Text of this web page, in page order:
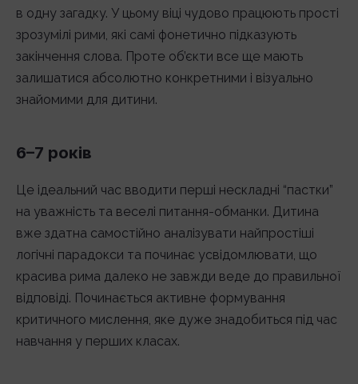
в одну загадку. У цьому віці чудово працюють прості
зрозумілі рими, які самі фонетично підказують
закінчення слова. Проте об’єкти все ще мають
залишатися абсолютно конкретними і візуально
знайомими для дитини.
6–7 років
Це ідеальний час вводити перші нескладні “пастки”
на уважність та веселі питання-обманки. Дитина
вже здатна самостійно аналізувати найпростіші
логічні парадокси та починає усвідомлювати, що
красива рима далеко не завжди веде до правильної
відповіді. Починається активне формування
критичного мислення, яке дуже знадобиться під час
навчання у перших класах.